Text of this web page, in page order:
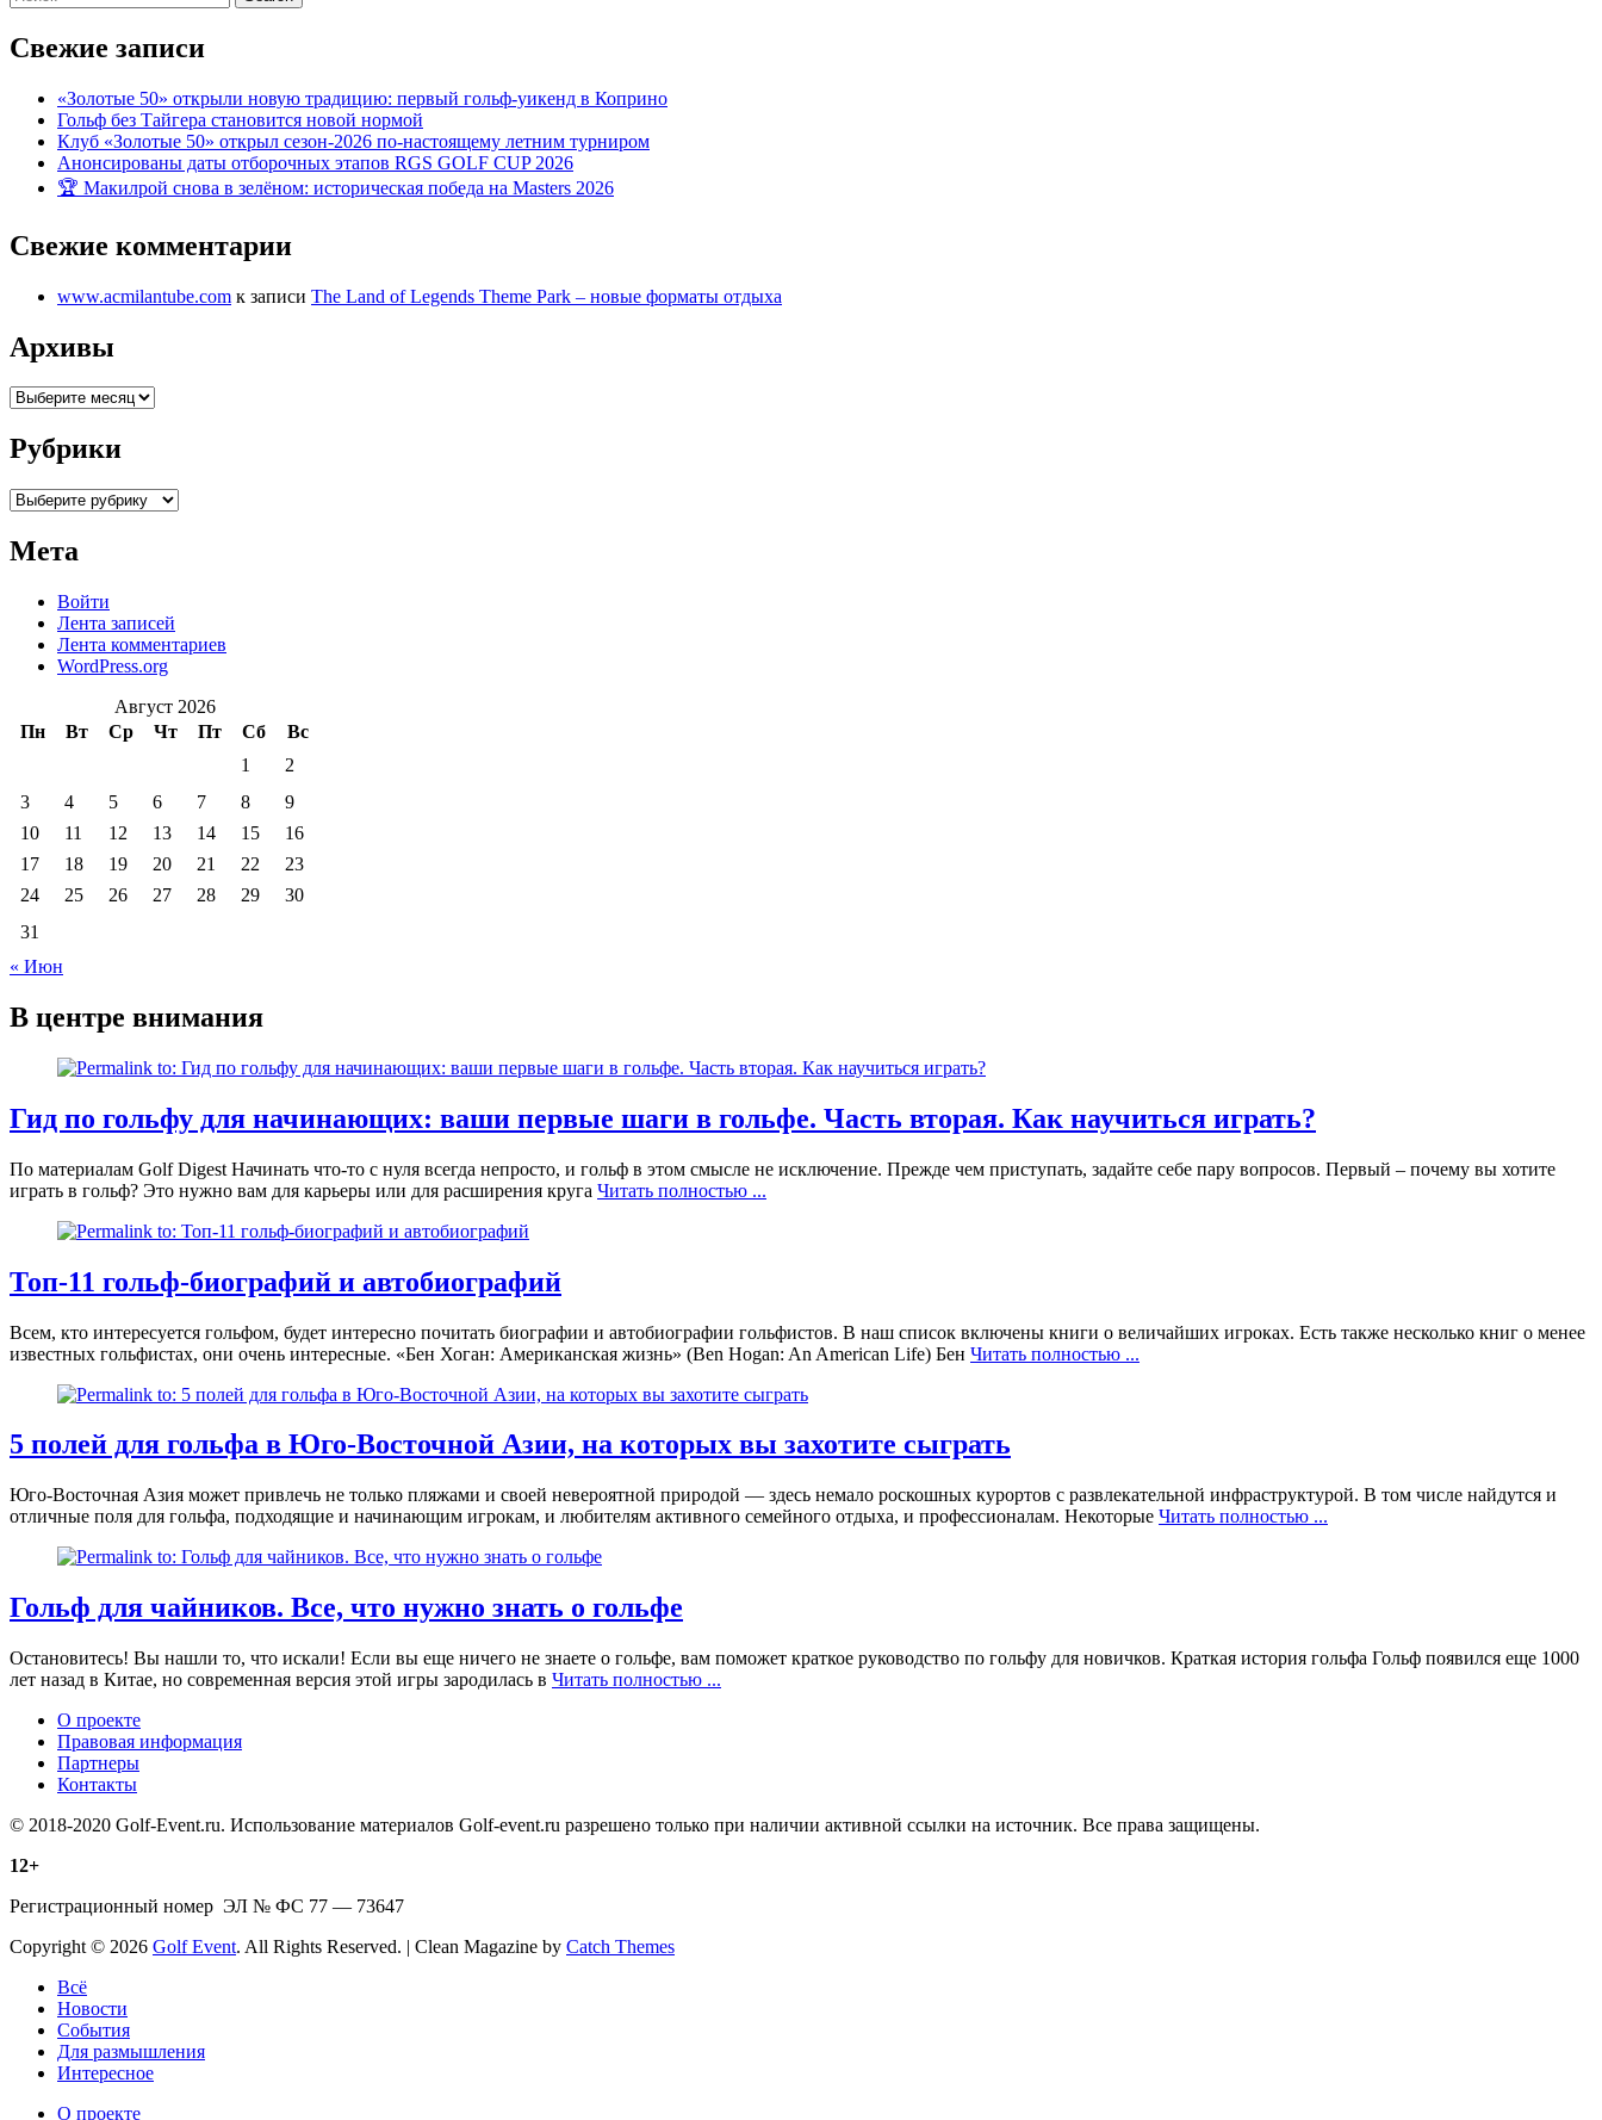
for:
Свежие записи
«Золотые 50» открыли новую традицию: первый гольф-уикенд в Коприно
Гольф без Тайгера становится новой нормой
Клуб «Золотые 50» открыл сезон-2026 по-настоящему летним турниром
Анонсированы даты отборочных этапов RGS GOLF CUP 2026
🏆 Макилрой снова в зелёном: историческая победа на Masters 2026
Свежие комментарии
www.acmilantube.com к записи The Land of Legends Theme Park – новые форматы отдыха
Архивы
Архивы
Рубрики
Рубрики
Мета
Войти
Лента записей
Лента комментариев
WordPress.org
Август 2026
Пн
Вт Ср Чт Пт Сб
Вс
1
2
3
4 5 6 7 8
9
10
11 12 13 14 15
16
17
18 19 20 21 22
23
24
25 26 27 28 29
30
31
« Июн
В центре внимания
Гид по гольфу для начинающих: ваши первые шаги в гольфе. Часть вторая. Как научиться играть?
По материалам Golf Digest Начинать что-то с нуля всегда непросто, и гольф в этом смысле не исключение. Прежде чем приступать, задайте себе пару вопросов. Первый – почему вы хотите
играть в гольф? Это нужно вам для карьеры или для расширения круга Читать полностью ...
Топ-11 гольф-биографий и автобиографий
Всем, кто интересуется гольфом, будет интересно почитать биографии и автобиографии гольфистов. В наш список включены книги о величайших игроках. Есть также несколько книг о менее
известных гольфистах, они очень интересные. «Бен Хоган: Американская жизнь» (Ben Hogan: An American Life) Бен Читать полностью ...
5 полей для гольфа в Юго-Восточной Азии, на которых вы захотите сыграть
Юго-Восточная Азия может привлечь не только пляжами и своей невероятной природой — здесь немало роскошных курортов с развлекательной инфраструктурой. В том числе найдутся и
отличные поля для гольфа, подходящие и начинающим игрокам, и любителям активного семейного отдыха, и профессионалам. Некоторые Читать полностью ...
Гольф для чайников. Все, что нужно знать о гольфе
Остановитесь! Вы нашли то, что искали! Если вы еще ничего не знаете о гольфе, вам поможет краткое руководство по гольфу для новичков. Краткая история гольфа Гольф появился еще 1000
лет назад в Китае, но современная версия этой игры зародилась в Читать полностью ...
О проекте
Правовая информация
Партнеры
Контакты
© 2018-2020 Golf-Event.ru. Использование материалов Golf-event.ru разрешено только при наличии активной ссылки на источник. Все права защищены.
12+
Регистрационный номер ЭЛ № ФС 77 — 73647
Copyright © 2026 Golf Event. All Rights Reserved. | Clean Magazine by Catch Themes
Всё
Новости
События
Для размышления
Интересное
О проекте